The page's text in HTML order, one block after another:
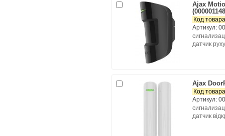
Ajax
Код
Артикул:
датчик руху
Ajax
Код
Артикул:
датчик